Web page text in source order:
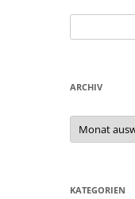
nach:
ARCHIV
Archiv
KATEGORIEN